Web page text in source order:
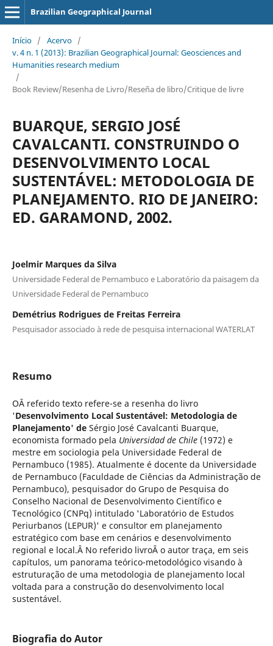
Brazilian Geographical Journal
Início / Acervo /
v. 4 n. 1 (2013): Brazilian Geographical Journal: Geosciences and
Humanities research medium
/
Book Review/Resenha de Livro/Reseña de libro/Critique de livre
BUARQUE, SERGIO JOSÉ
CAVALCANTI. CONSTRUINDO O
DESENVOLVIMENTO LOCAL
SUSTENTÁVEL: METODOLOGIA DE
PLANEJAMENTO. RIO DE JANEIRO:
ED. GARAMOND, 2002.
Joelmir Marques da Silva
Universidade Federal de Pernambuco e Laboratório da paisagem da
Universidade Federal de Pernambuco
Demétrius Rodrigues de Freitas Ferreira
Pesquisador associado à rede de pesquisa internacional WATERLAT
Resumo
OÂ referido texto refere-se a resenha do livro
'Desenvolvimento Local Sustentável: Metodologia de
Planejamento' de Sérgio José Cavalcanti Buarque,
economista formado pela Universidad de Chile(1972) e
mestre em sociologia pela Universidade Federal de
Pernambuco (1985). Atualmente é docente da Universidade
de Pernambuco (Faculdade de Ciências da Administração de
Pernambuco), pesquisador do Grupo de Pesquisa do
Conselho Nacional de Desenvolvimento Científico e
Tecnológico (CNPq) intitulado 'Laboratório de Estudos
Periurbanos (LEPUR)' e consultor em planejamento
estratégico com base em cenários e desenvolvimento
regional e local.Â No referido livroÂ o autor traça, em seis
capítulos, um panorama teórico-metodológico visando à
estruturação de uma metodologia de planejamento local
voltada para a construção do desenvolvimento local
sustentável.
Biografia do Autor